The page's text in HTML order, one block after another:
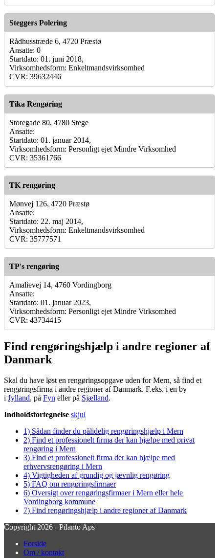
Steggers Polering
Rådhusstræde 6, 4720 Præstø
Ansatte: 0
Startdato: 01. juni 2018,
Virksomhedsform: Enkeltmandsvirksomhed
CVR: 39632446
Tika Rengøring
Storegade 80, 4780 Stege
Ansatte:
Startdato: 01. januar 2014,
Virksomhedsform: Personligt ejet Mindre Virksomhed
CVR: 35361766
TK rengøring
Mønvej 126, 4720 Præstø
Ansatte:
Startdato: 22. maj 2014,
Virksomhedsform: Enkeltmandsvirksomhed
CVR: 35777571
TP's rengøring
Amalievej 14, 4760 Vordingborg
Ansatte:
Startdato: 01. januar 2023,
Virksomhedsform: Personligt ejet Mindre Virksomhed
CVR: 43734415
Find rengøringshjælp i andre regioner af
Danmark
Skal du have løst en rengøringsopgave uden for Mern, så find et
rengøringsfirma i andre regioner af Danmark. F.eks. i en by
i Jylland, på Fyn eller på Sjælland.
Indholdsfortegnelse skjul
1) Sådan finder du pålidelig rengøringshjælp i Mern
2) Find et professionelt firma der kan hjælpe med privat
rengøring i Mern
3) Find et professionelt firma der kan hjælpe med
erhvervsrengøring i Mern
4) Vigtigheden af grundig og jævnlig rengøring
5) FAQ om rengøringsfirmaer
6) Oversigt over rengøringsfirmaer i Mern eller hele
Vordingborg kommune
7) Find rengøringshjælp i andre regioner af Danmark
Copyright 2026 - Pilanto Aps
Forside
Om / kontakt